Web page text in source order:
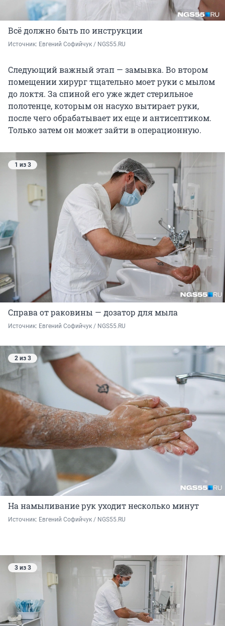
Всё должно быть по инструкции
Источник: Евгений Софийчук / NGS55.RU
Следующий важный этап — замывка. Во втором
помещении хирург тщательно моет руки с мылом
до локтя. За спиной его уже ждет стерильное
полотенце, которым он насухо вытирает руки,
после чего обрабатывает их еще и антисептиком.
Только затем он может зайти в операционную.
1 из 3
Справа от раковины — дозатор для мыла
Источник: Евгений Софийчук / NGS55.RU
2 из 3
На намыливание рук уходит несколько минут
Источник: Евгений Софийчук / NGS55.RU
3 из 3